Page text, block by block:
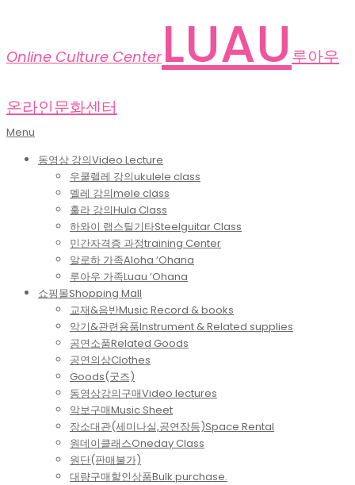
Online Culture Center LUAU 루아우
온라인문화센터
Primary
Menu
Menu
동영상 강의Video Lecture
우쿨렐레 강의ukulele class
멜레 강의mele class
훌라 강의Hula Class
하와이 랩스틸기타Steelguitar Class
민간자격증 과정training Center
알로하 가족Aloha ‘Ohana
루아우 가족Luau ‘Ohana
쇼핑몰Shopping Mall
교재&음반Music Record & books
악기&관련용품Instrument & Related supplies
공연소품Related Goods
공연의상Clothes
Goods(굿즈)
동영상강의구매Video lectures
악보구매Music Sheet
장소대관(세미나실,공연장등)Space Rental
원데이클래스Oneday Class
원단(판매불가)
대량구매할인상품Bulk purchase.